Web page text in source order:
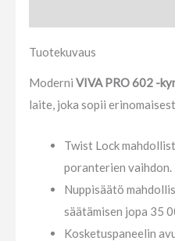
Tuotekuvaus
Moderni VIVA PRO 602 -
laite, joka sopii
Twist Lock
poranterien vaihdon.
Nuppisäätö
säätämisen jopa 35
Kosketuspaneelin